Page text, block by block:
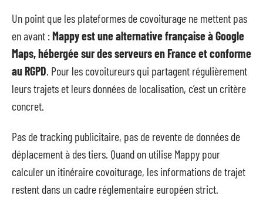
Un point que les plateformes de covoiturage ne mettent pas
en avant :Mappy est une alternative française à Google
Maps, hébergée sur des serveurs en France et conforme
au RGPD . Pour les covoitureurs qui partagent régulièrement
leurs trajets et leurs données de localisation, c’est un critère
concret.
Pas de tracking publicitaire, pas de revente de données de
déplacement à des tiers. Quand on utilise Mappy pour
calculer un itinéraire covoiturage, les informations de trajet
restent dans un cadre réglementaire européen strict.